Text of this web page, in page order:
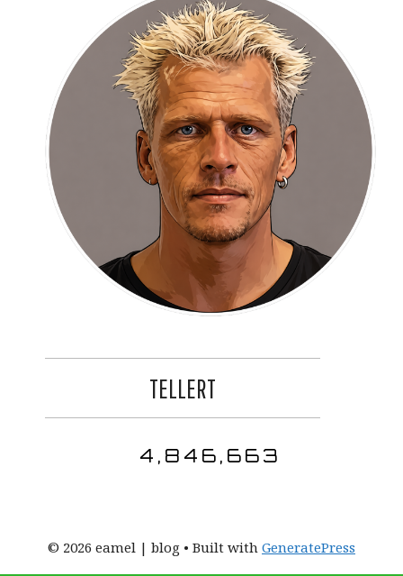
TELLERT
4,846,663
© 2026 eamel | blog • Built with GeneratePress